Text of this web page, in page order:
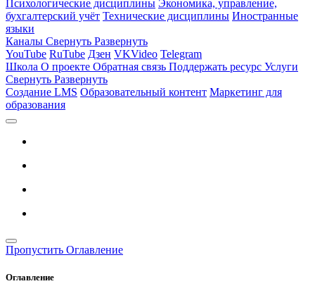
Психологические дисциплины Экономика, управление,
бухгалтерский учёт Технические дисциплины Иностранные
языки
Каналы Свернуть Развернуть
YouTube RuTube Дзен VKVideo Telegram
Школа О проекте Обратная связь Поддержать ресурс Услуги
Свернуть Развернуть
Создание LMS Образовательный контент Маркетинг для
образования
Пропустить Оглавление
Оглавление